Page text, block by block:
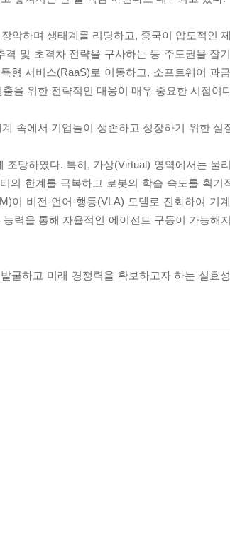
악하며 생태계를 리딩하고, 중국이 압도적인
및 초격차 전략을 구사하는 등 주도권을 잡
형 서비스(RaaS)로 이동하고, 소프트웨어 과
을 위한 전략적인 대응이 매우 중요한 시점이
속에서 기업들이 생존하고 성장하기 위한 실
망하였다. 특히, 가상(Virtual) 영역에서는 물
의 한계를 극복하고 로봇의 학습 속도를 획기
이 비전-언어-행동(VLA) 모델로 진화하여 기
력을 통해 자율적인 에이전트 구동이 가능해
굴하고 미래 경쟁력을 확보하고자 하는 실효